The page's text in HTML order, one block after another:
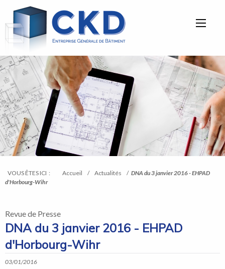
Aller
directement
à
la
navigation
Aller
directement
au
contenu
CKD-
EG
VOUS ÊTES ICI : Accueil / Actualités / DNA du 3 janvier 2016 - EHPAD
d'Horbourg-Wihr
Revue de Presse
DNA du 3 janvier 2016 - EHPAD
d'Horbourg-Wihr
03/01/2016